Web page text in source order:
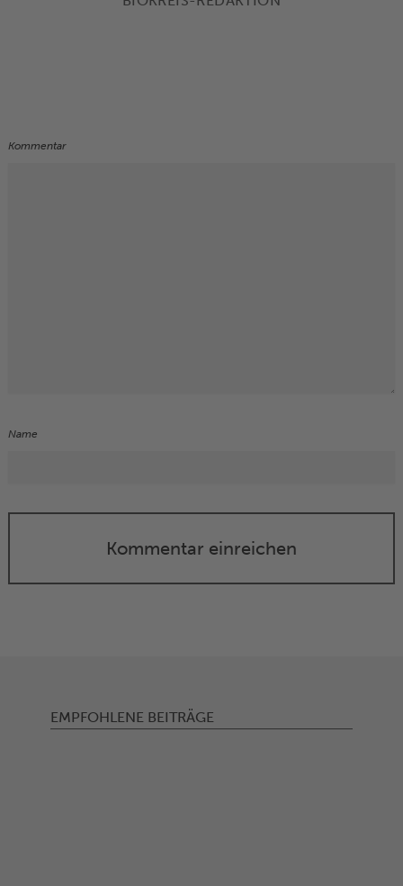
Kommentar
Name
Kommentar einreichen
EMPFOHLENE BEITRÄGE